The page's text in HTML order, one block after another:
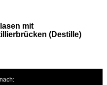
mit
(Destille)